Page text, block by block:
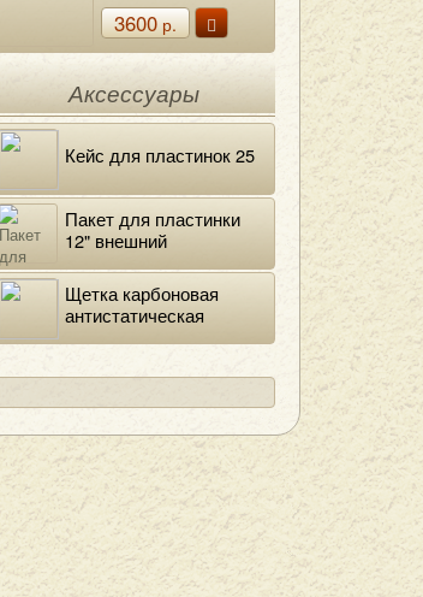
3600р.
Аксессуары
Кейс для пластинок 25
Пакет для пластинки
12" внешний
Щетка карбоновая
антистатическая